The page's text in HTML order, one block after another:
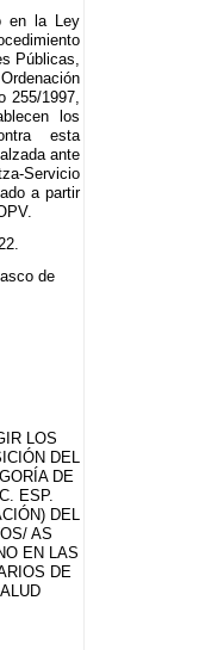
en la Ley
Públicas,
255/1997,
los
esta
ante
Servicio
a partir
de
LOS
DEL
DE
ESP.
DEL
AS
EN LAS
DE